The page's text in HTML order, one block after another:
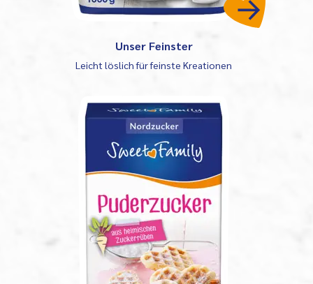
Unser Feinster
Leicht löslich für feinste Kreationen